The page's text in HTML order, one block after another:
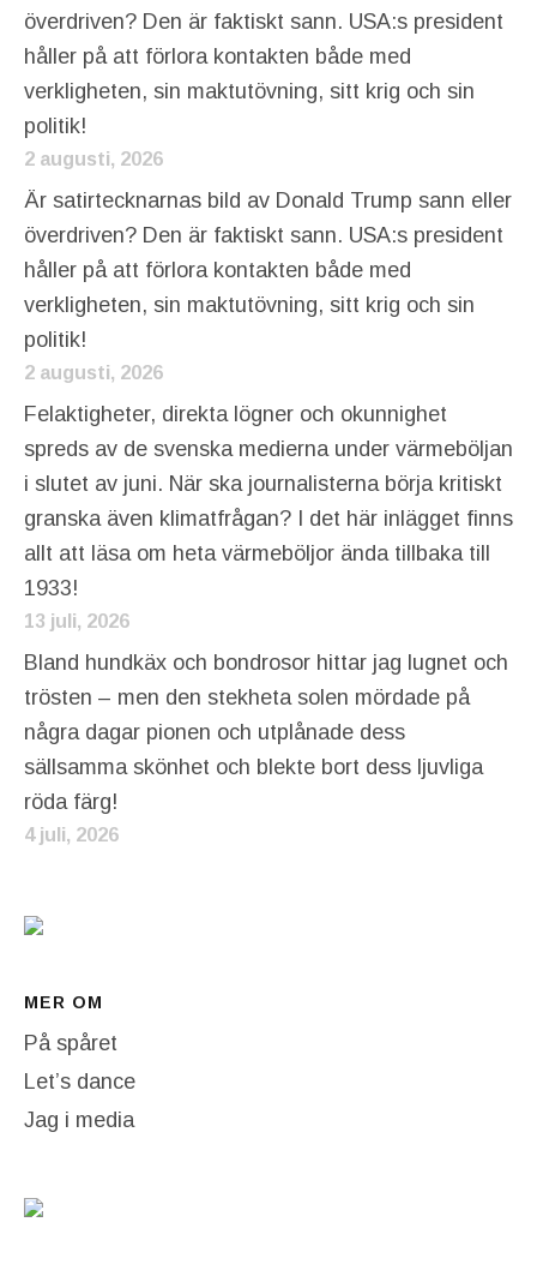
överdriven? Den är faktiskt sann. USA:s president
håller på att förlora kontakten både med
verkligheten, sin maktutövning, sitt krig och sin
politik!
2 augusti, 2026
Är satirtecknarnas bild av Donald Trump sann eller
överdriven? Den är faktiskt sann. USA:s president
håller på att förlora kontakten både med
verkligheten, sin maktutövning, sitt krig och sin
politik!
2 augusti, 2026
Felaktigheter, direkta lögner och okunnighet
spreds av de svenska medierna under värmeböljan
i slutet av juni. När ska journalisterna börja kritiskt
granska även klimatfrågan? I det här inlägget finns
allt att läsa om heta värmeböljor ända tillbaka till
1933!
13 juli, 2026
Bland hundkäx och bondrosor hittar jag lugnet och
trösten – men den stekheta solen mördade på
några dagar pionen och utplånade dess
sällsamma skönhet och blekte bort dess ljuvliga
röda färg!
4 juli, 2026
MER OM
På spåret
Let’s dance
Jag i media